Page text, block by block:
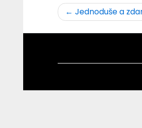
Navigace
pro
Jednoduše a